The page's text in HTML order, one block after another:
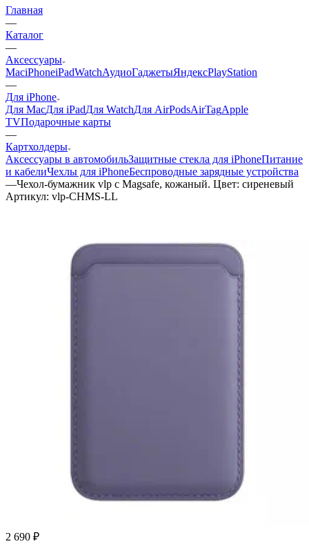
Главная
—
Каталог
—
Аксессуары
MaciPhoneiPadWatchАудиоГаджетыЯндексPlayStation
—
Для iPhone
Для MacДля iPadДля WatchДля AirPodsAirTagApple
TVПодарочные карты
—
Картхолдеры
Аксессуары в автомобильЗащитные стекла для iPhoneПитание
и кабелиЧехлы для iPhoneБеспроводные зарядные устройства
—Чехол-бумажник vlp с Magsafe, кожаный. Цвет: сиреневый
Артикул: vlp-CHMS-LL
2 690 ₽